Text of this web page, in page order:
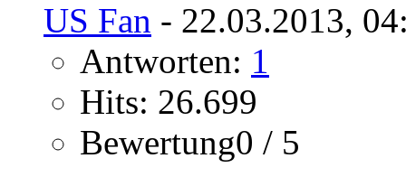
US Fan - 22.03.2013,
Antworten: 1
Hits: 26.699
Bewertung0 / 5